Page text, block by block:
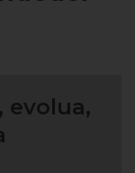
evolua,